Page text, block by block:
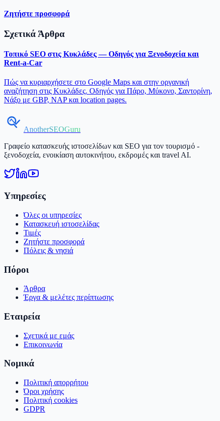
Ζητήστε προσφορά
Σχετικά Άρθρα
Τοπικό SEO στις Κυκλάδες — Οδηγός για Ξενοδοχεία και
Rent-a-Car
Πώς να κυριαρχήσετε στο Google Maps και στην οργανική
αναζήτηση στις Κυκλάδες. Οδηγός για Πάρο, Μύκονο, Σαντορίνη,
Νάξο με GBP, NAP και location pages.
AnotherSEOGuru
Γραφείο κατασκευής ιστοσελίδων και SEO για τον τουρισμό -
ξενοδοχεία, ενοικίαση αυτοκινήτου, εκδρομές και travel AI.
Υπηρεσίες
Όλες οι υπηρεσίες
Κατασκευή ιστοσελίδας
Τιμές
Ζητήστε προσφορά
Πόλεις & νησιά
Πόροι
Άρθρα
Έργα & μελέτες περίπτωσης
Εταιρεία
Σχετικά με εμάς
Επικοινωνία
Νομικά
Πολιτική απορρήτου
Όροι χρήσης
Πολιτική cookies
GDPR